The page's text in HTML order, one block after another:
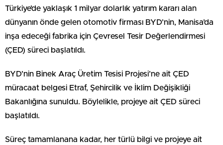
Türkiye’de yaklaşık 1 milyar dolarlık yatırım kararı alan
dünyanın önde gelen otomotiv firması BYD’nin, Manisa’da
inşa edeceği fabrika için Çevresel Tesir Değerlendirmesi
(ÇED) süreci başlatıldı.
BYD’nin Binek Araç Üretim Tesisi Projesi’ne ait ÇED
müracaat belgesi Etraf, Şehircilik ve İklim Değişikliği
Bakanlığına sunuldu. Böylelikle, projeye ait ÇED süreci
başlatıldı.
Süreç tamamlanana kadar, her türlü bilgi ve projeye ait